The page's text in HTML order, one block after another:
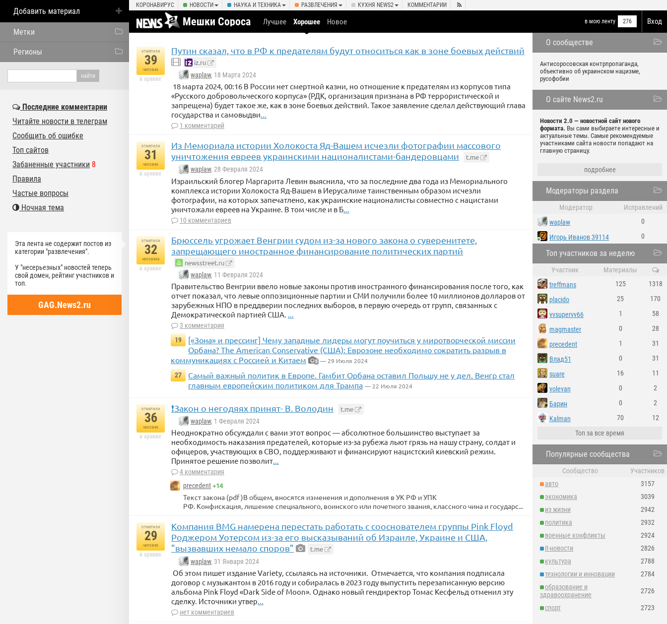
КОРОНАВИРУС НОВОСТИ НАУКА И ТЕХНИКА РАЗВЛЕЧЕНИЯ КУХНЯ NEWS2 КОММЕНТАРИИ 
Вход
Мешки Сороса в мою ленту 276
Лучшее Хорошее Новое
О сообществе
Антисоросовская контрпропаганда,
объективно об украинском нацизме,
русофобии
О сайте News2.ru
Новости 2.0 — новостной сайт нового
формата. Вы сами выбираете интересные и
актуальные темы. Самые рекомендуемые
участниками сайта новости попадают на
главную страницу.
подробнее
Модераторы раздела
Модератор
Исправлений
waplaw
0
Игорь Иванов 39114
0
Топ участников за неделю
Участник
Материалы
treffmans
125
1318
placido
25
170
vvsupervv66
1
58
magmaster
0
28
precedent
1
31
Влад51
0
31
suare
16
11
volevan
0
2
Барин
0
2
Kalman
70
12
Топ за все время
Популярные сообщества
Сообщество
Участников
авто
3157
экономика
3039
из жизни
2942
политика
2932
военные конфликты
2924
it-новости
2826
культура
2788
технологии и инновации
2784
образование и
здравоохранение
2726
спорт 2723
отметили
39
человек
в архиве
Путин сказал, что в РФ к предателям будут относиться как в зоне боевых действий
iz.ru
waplaw, 18 Марта 2024
18 марта 2024, 00:16 В России нет смертной казни, но отношение к предателям из корпусов типа
«Русского добровольческого корпуса» (РДК, организация признана в РФ террористической и
запрещена) будет такое же, как в зоне боевых действий. Такое заявление сделал действующий глава
государства и самовыдви...
1 комментарий
отметили
31
человек
в архиве
Из Мемориала истории Холокоста Яд-Вашем исчезли фотографии массового
уничтожения евреев украинскими националистами-бандеровцами
t.me
waplaw, 28 Февраля 2024
Израильский блогер Маргарита Левин выяснила, что за последние два года из Мемориального
комплекса истории Холокоста Яд-Вашем в Иерусалиме таинственным образом исчезли
фотографии, на которых запечатлено, как украинские националисты совместно с нацистами
уничтожали евреев на Украине. В том числе и в Б
10 комментариев
отметили
32
человека
в архиве
Брюссель угрожает Венгрии судом из-за нового закона о суверенитете,
запрещающего иностранное финансирование политических партий
newsstreet.ru
waplaw, 11 Февраля 2024
Правительство Венгрии ввело новые законы против иностранного финансирования после того, как
отчет показал, что левые оппозиционные партии и СМИ получили более 10 миллионов долларов от
зарубежных НПО в преддверии последних выборов, в первую очередь от групп, связанных с
Демократической партией США. ...
3 комментария
19
[«Зона» и прессинг] Чему западные лидеры могут поучиться у миротворческой миссии
Орбана? The American Conservative (США): Еврозоне необходимо сократить разрыв в
коммуникациях с Россией и Китаем
5 — 29 Июля 2024
27
Самый важный политик в Европе. Гамбит Орбана оставил Польшу не у дел. Венгр стал
главным европейским политиком для Трампа — 22 Июля 2024
отметили
36
человек
в архиве
❗️Закон о негодяях принят- В. Володин t.me
waplaw, 1 Февраля 2024
Неоднократно обсуждали с вами этот вопрос — абсолютное большинство выступает за
необходимость наказания предателей, которые из-за рубежа льют грязь на нашу страну, солдат и
офицеров, участвующих в СВО, поддерживают и финансируют нацистский киевский режим.
Принятое решение позволит...
4 комментария
precedent+14
Текст закона (pdf )В общем, вносятся изменения и дополнения в УК РФ и УПК
РФ. Конфискация, лишение специального, воинского или почетного звания, классного чина и государс...
отметили
29
человек
в архиве
Компания BMG намерена перестать работать с сооснователем группы Pink Floyd
Роджером Уотерсом из-за его высказываний об Израиле, Украине и США,
"вызвавших немало споров"
t.me
waplaw, 31 Января 2024
Об этом пишет издание Variety, ссылаясь на источники. Отмечается, что компания подписала
договор с музыкантом в 2016 году и собиралась в 2023 году выпустить перезаписанную версию
альбома Pink Floyd «Dark Side of Moon». Однако новый гендиректор Томас Кесфельд отменил эту
сделку. Источники утвер...
нет комментариев
Добавить материал
Метки
Регионы
Последние комментарии
Читайте новости в телеграм
Сообщить об ошибке
Топ сайтов
Забаненные участники 8
Правила
Частые вопросы
Ночная тема
Эта лента не содержит постов из
категории "развлечения".
У "несерьезных" новостей теперь
свой домен, рейтинг участников и
топ.
GAG.News2.ru